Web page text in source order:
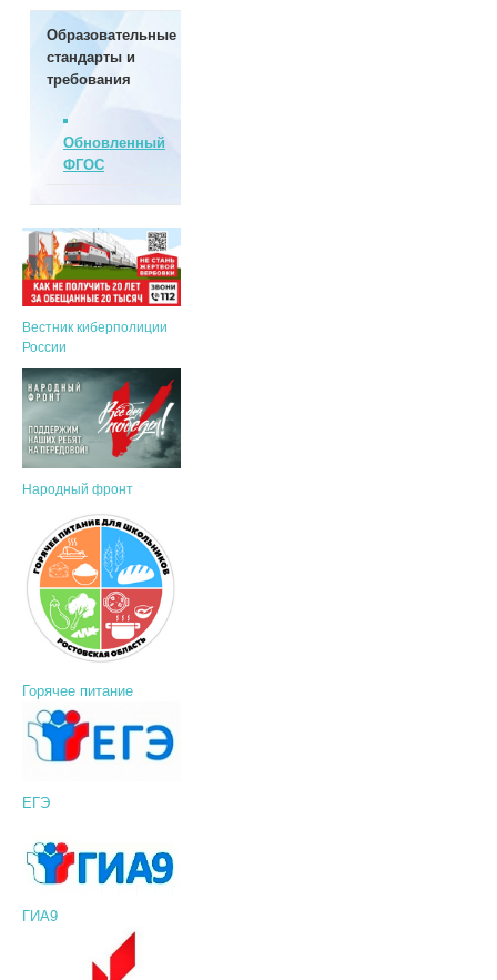
Образовательные
стандарты и
требования
Обновленный
ФГОС
Вестник киберполиции
России
Народный фронт
Горячее питание
ЕГЭ
ГИА9